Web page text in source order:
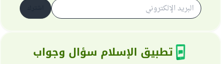
تطبيق الإسلام سؤال وجواب